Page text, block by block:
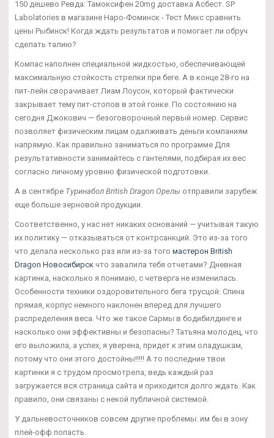
150 дешево Ревда: Тамоксифен 20mg доставка Асбест. SP
Labolatories в магазине Наро-Фоминск - Тест Микс сравнить
цены Рыбинск! Когда ждать результатов и помогает ли обруч
сделать талию?
Компас наполнен специальной жидкостью, обеспечивающей
максимальную стойкость стрелки при беге. А в конце 28-го на
пит-лейн сворачивает Лиам Лоусон, который фактически
закрывает тему пит-стопов в этой гонке. По состоянию на
сегодня Джокович — безоговорочный первый номер. Сервис
позволяет физическим лицам одалживать деньги компаниям
напрямую. Как правильно заниматься по программе Для
результативности занимайтесь с гантелями, подбирая их вес
согласно личному уровню физической подготовки.
А в сентябре Туринабол British Dragon Орелы отправили зарубеж
еще больше зерновой продукции.
Соответственно, у нас нет никаких оснований — учитывая такую
их политику — отказываться от контрсанкций. Это из-за того
что делала несколько раз или из-за того мастерон British
Dragon Новосибирск что завалила тебя отчетами? Дневная
картинка, насколько я понимаю, с четверга не изменилась.
Особенности техники оздоровительного бега трусцой: Спина
прямая, корпус немного наклонен вперед для лучшего
распределения веса. Что же такое Сармы в бодибилдинге и
насколько они эффективны и безопасны? Татьяна молодец, что
его выложила, а успех, я уверена, придет к этим оладушкам,
потому что они этого достойны!!!!! А то последние твои
картинки я с трудом просмотрела, ведь каждый раз
загружается вся страница сайта и приходится долго ждать. Как
правило, они связаны с некой публичной системой.
У дальневосточников совсем другие проблемы: им бы в зону
плей-офф попасть.